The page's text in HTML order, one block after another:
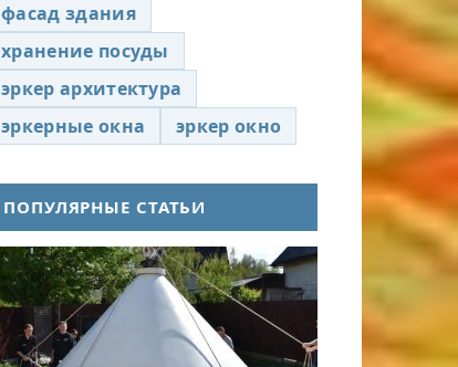
фасад здания
хранение посуды
эркер архитектура
эркерные окна
эркер окно
ПОПУЛЯРНЫЕ СТАТЬИ